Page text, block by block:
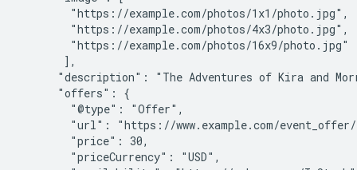
        "https://example.com/photos/1x1/photo.jpg",
        "https://example.com/photos/4x3/photo.jpg",
        "https://example.com/photos/16x9/photo.jpg"
       ],
"description": "The Adventures of Kira and
      "offers": {
        "@type": "Offer",
"url": "https://www.example.com/
        "price": 30,
        "priceCurrency": "USD",